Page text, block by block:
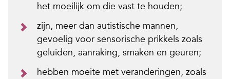
het moeilijk om die vast te houden;
zijn, meer dan autistische mannen,
gevoelig voor sensorische prikkels zoals
geluiden, aanraking, smaken en geuren;
hebben moeite met veranderingen, zoals